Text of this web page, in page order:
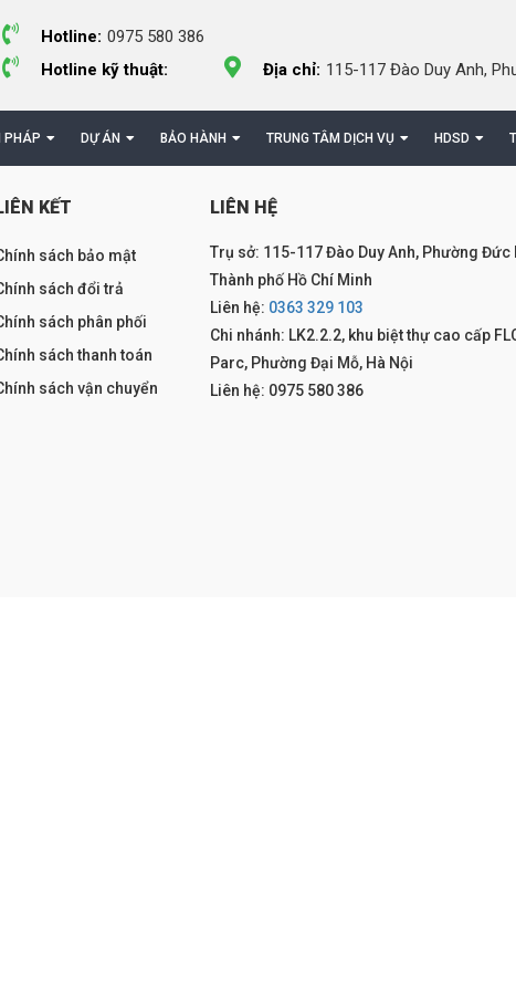
Hotline: 0975 580 386
Hotline kỹ thuật:
Địa chỉ: 115-117 Đào Duy Anh,
PHÁP DỰ ÁN BẢO HÀNH TRUNG TÂM DỊCH VỤ HDSD
KẾT
sách bảo mật
sách đổi trả
sách phân phối
sách thanh toán
sách vận chuyển
LIÊN HỆ
Trụ sở: 115-117 Đào Duy Anh, Phường Đức
Thành phố Hồ Chí Minh
Liên hệ: 0363 329 103
Chi nhánh: LK2.2.2, khu biệt thự cao cấp
Parc, Phường Đại Mỗ, Hà Nội
Liên hệ: 0975 580 386